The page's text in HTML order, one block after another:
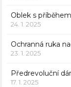
Oblek s
24. 1. 2025
Ochranná ruka
23. 1. 2025
Předrevoluční
17. 1. 2025